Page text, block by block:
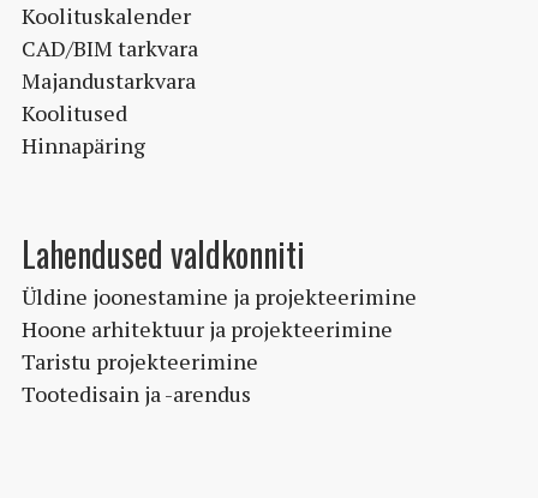
Koolituskalender
CAD/BIM tarkvara
Majandustarkvara
Koolitused
Hinnapäring
Lahendused valdkonniti
Üldine joonestamine ja projekteerimine
Hoone arhitektuur ja projekteerimine
Taristu projekteerimine
Tootedisain ja -arendus